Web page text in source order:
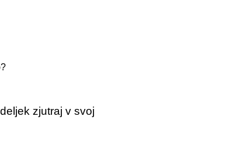
zjutraj v svoj